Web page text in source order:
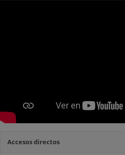
Accesos directos